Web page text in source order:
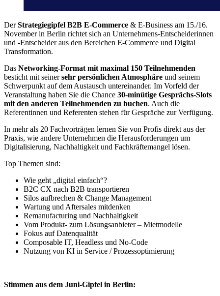
DerStrategiegipfel B2B E-Commerce & E-Business am 15./16.
November in Berlin richtet sich an Unternehmens-Entscheiderinnen
und -Entscheider aus den Bereichen E-Commerce und Digital
Transformation.
Das Networking-Format mit maximal 150 Teilnehmenden
besticht mit seinersehr persönlichen Atmosphäre und seinem
Schwerpunkt auf dem Austausch untereinander. Im Vorfeld der
Veranstaltung haben Sie die Chance 30-minütige Gesprächs-Slots
mit den anderen Teilnehmenden zu buchen. Auch die
Referentinnen und Referenten stehen für Gespräche zur Verfügung.
In mehr als 20 Fachvorträgen lernen Sie von Profis direkt aus der
Praxis, wie andere Unternehmen die Herausforderungen um
Digitalisierung, Nachhaltigkeit und Fachkräftemangel lösen.
Top Themen sind:
Wie geht „digital einfach“?
B2C CX nach B2B transportieren
Silos aufbrechen & Change Management
Wartung und Aftersales mitdenken
Remanufacturing und Nachhaltigkeit
Vom Produkt- zum Lösungsanbieter – Mietmodelle
Fokus auf Datenqualität
Composable IT, Headless und No-Code
Nutzung von KI in Service / Prozessoptimierung
Stimmen aus dem Juni-Gipfel in Berlin: